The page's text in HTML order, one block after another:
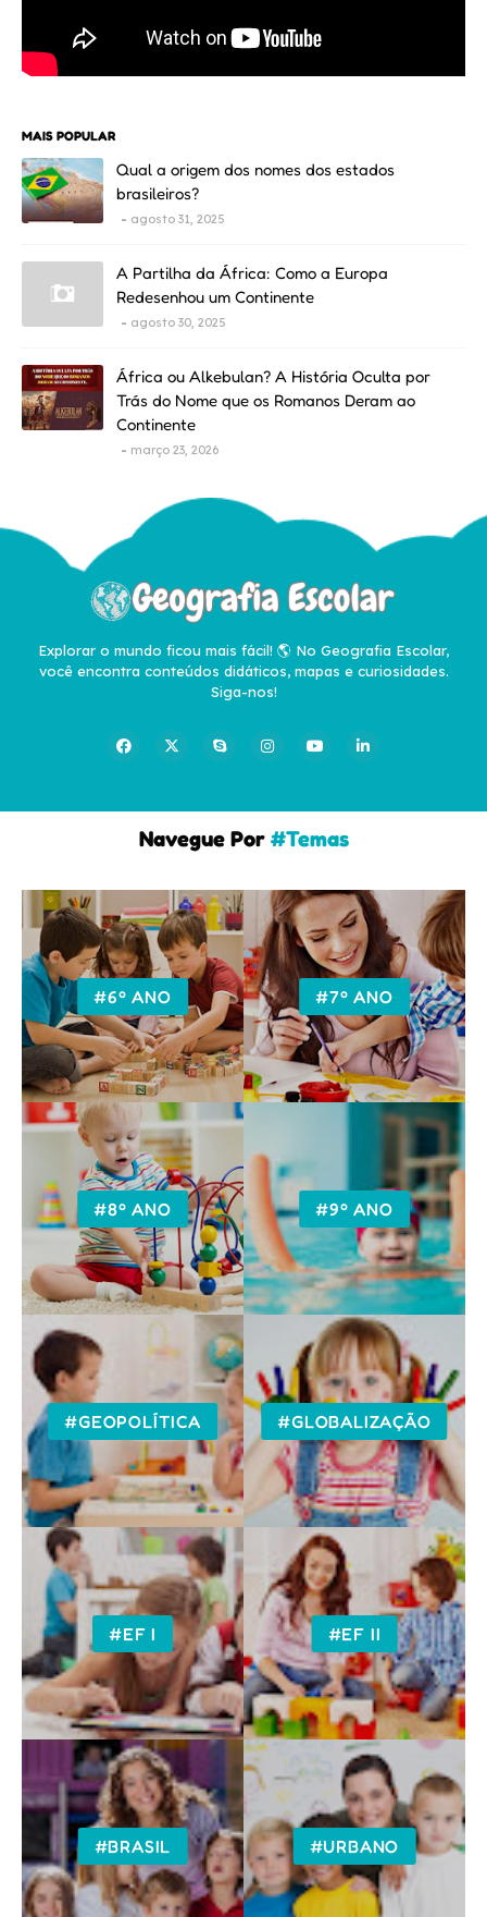
MAIS POPULAR
Qual a origem dos nomes dos estados
brasileiros?
agosto 31, 2025
A Partilha da África: Como a Europa
Redesenhou um Continente
agosto 30, 2025
África ou Alkebulan? A História Oculta por
Trás do Nome que os Romanos Deram ao
Continente
março 23, 2026
Explorar o mundo ficou mais fácil! 🌎 No Geografia Escolar,
você encontra conteúdos didáticos, mapas e curiosidades.
Siga-nos!
Navegue Por #Temas
#6º ANO #7º ANO
#8º ANO #9º ANO
#GEOPOLÍTICA #GLOBALIZAÇÃO
#EF I #EF II
#BRASIL #URBANO